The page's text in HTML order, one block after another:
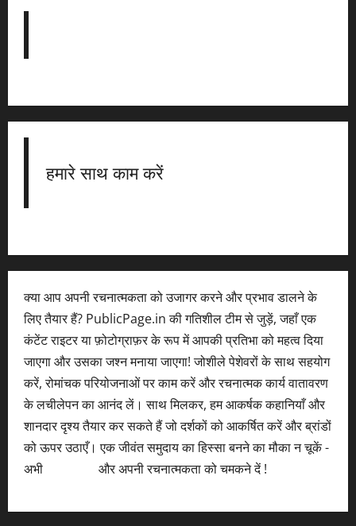
हमारे साथ काम करें
क्या आप अपनी रचनात्मकता को उजागर करने और प्रभाव डालने के
लिए तैयार हैं? PublicPage.in की गतिशील टीम से जुड़ें, जहाँ एक
कंटेंट राइटर या फ़ोटोग्राफ़र के रूप में आपकी प्रतिभा को महत्व दिया
जाएगा और उसका जश्न मनाया जाएगा! जोशीले पेशेवरों के साथ सहयोग
करें, रोमांचक परियोजनाओं पर काम करें और रचनात्मक कार्य वातावरण
के लचीलेपन का आनंद लें। साथ मिलकर, हम आकर्षक कहानियाँ और
शानदार दृश्य तैयार कर सकते हैं जो दर्शकों को आकर्षित करें और ब्रांडों
को ऊपर उठाएँ। एक जीवंत समुदाय का हिस्सा बनने का मौका न चूकें -
अभी
और अपनी रचनात्मकता को चमकने दें !